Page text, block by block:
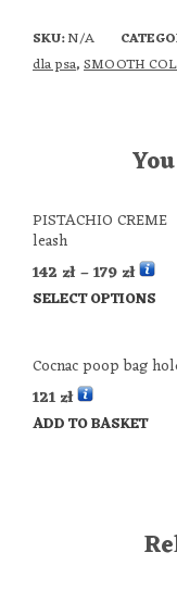
SKU:N/A
dla psa,SMOOTH
PISTACHIO CREME
leash
142 zł–179zł
SELECT OPTIONS
Cocnac poop bag
121zł
ADD TO BASKET